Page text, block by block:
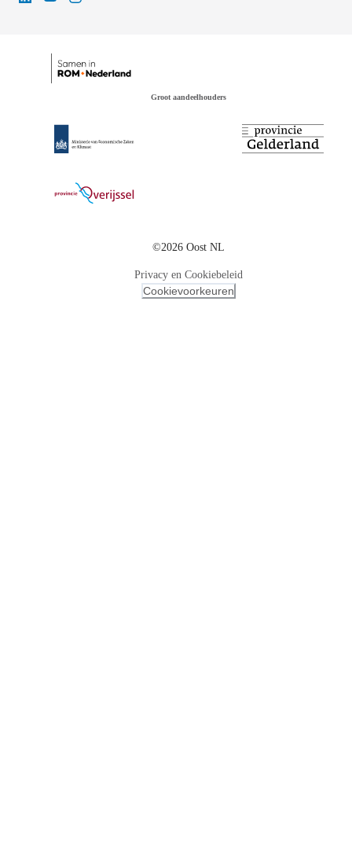
Groot aandeelhouders
©2026 Oost NL
Privacy en Cookiebeleid
Cookievoorkeuren